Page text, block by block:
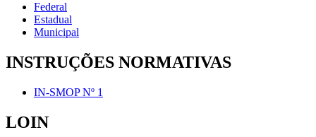
Federal
Estadual
Municipal
INSTRUÇÕES NORMATIVAS
IN-SMOP Nº 1
LOIN